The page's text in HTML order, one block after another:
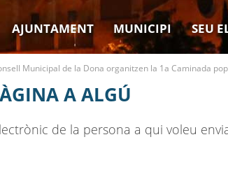
AJUNTAMENT MUNICIPI SEU
Municipal de la Dona organitzen la 1a Caminada
A ALGÚ
de la persona a qui voleu